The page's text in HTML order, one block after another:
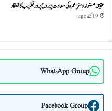
عقیقہ مسنونہ و سفرِ عمرہ کی سعادت پر روح پرور تقریب کا انعقاد
19 گھنٹے ago
WhatsApp Group
Facebook Group